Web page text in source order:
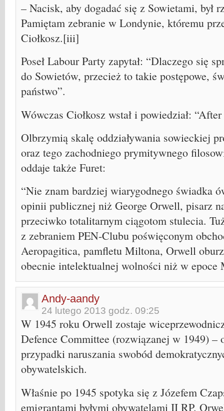
– Nacisk, aby dogadać się z Sowietami, był
Pamiętam zebranie w Londynie, któremu
Ciołkosz.[iii]
Poseł Labour Party zapytał: “Dlaczego się
do Sowietów, przecież to takie postępowe,
państwo”.
Wówczas Ciołkosz wstał i powiedział:
Olbrzymią skalę oddziaływania sowieckiej
oraz tego zachodniego prymitywnego
oddaje także Furet:
“Nie znam bardziej wiarygodnego świadka
opinii publicznej niż George Orwell, pisarz
przeciwko totalitarnym ciągotom stulecia.
z zebraniem PEN-Clubu poświęconym
Aeropagitica, pamfletu Miltona, Orwell
obecnie intelektualnej wolności niż w epoce
Andy-aandy
24 lutego 2013 godz. 09:25
W 1945 roku Orwell zostaje
Defence Committee (rozwiązanej w 1949) –
przypadki naruszania swobód
obywatelskich.
Właśnie po 1945 spotyka się z Józefem
emigrantami byłymi obywatelami II RP.